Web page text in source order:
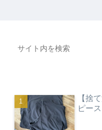
【捨
ピース